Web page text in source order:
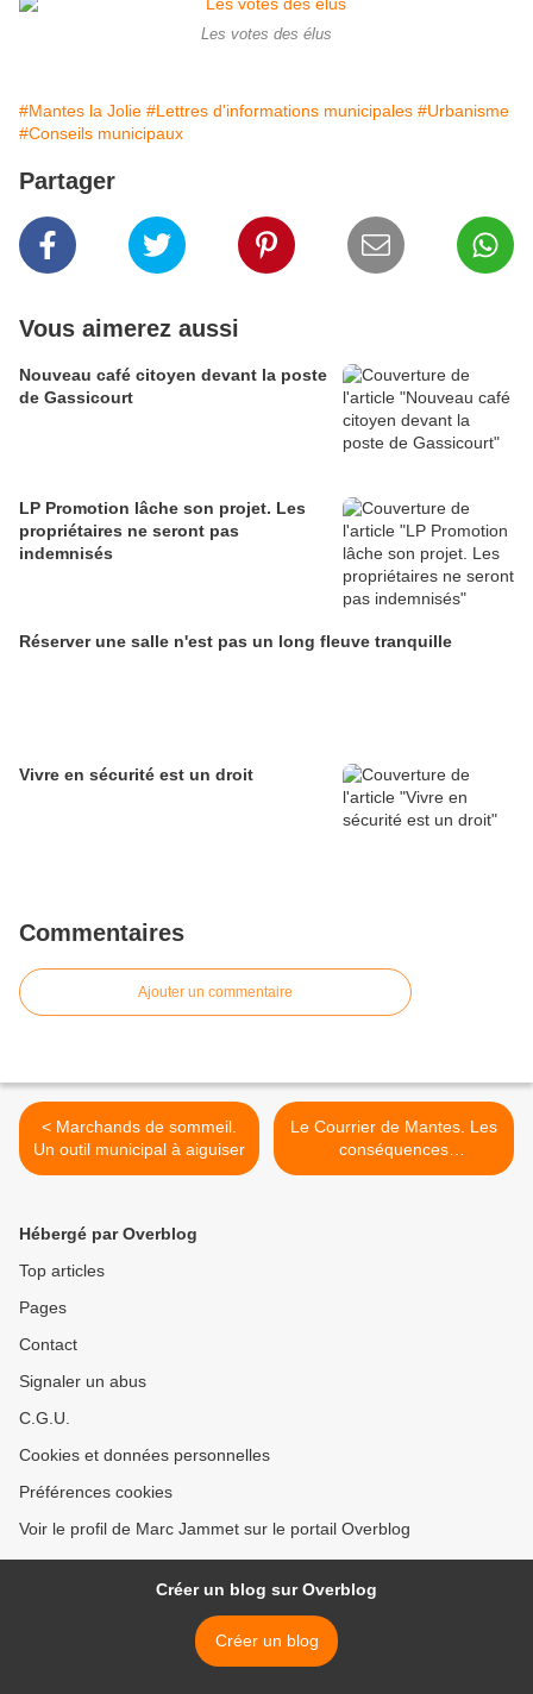
Les votes des élus
#Mantes la Jolie #Lettres d'informations municipales #Urbanisme
#Conseils municipaux
Partager
Vous aimerez aussi
Nouveau café citoyen devant la poste
de Gassicourt
LP Promotion lâche son projet. Les
propriétaires ne seront pas
indemnisés
Réserver une salle n'est pas un long fleuve tranquille
Vivre en sécurité est un droit
Commentaires
Ajouter un commentaire
< Marchands de sommeil.
Un outil municipal à aiguiser
Le Courrier de Mantes. Les
conséquences
psychologiques de
Hébergé par Overblog
Top articles
Pages
Contact
Signaler un abus
C.G.U.
Cookies et données personnelles
Préférences cookies
Voir le profil de Marc Jammet sur le portail Overblog
Créer un blog sur Overblog
Créer un blog